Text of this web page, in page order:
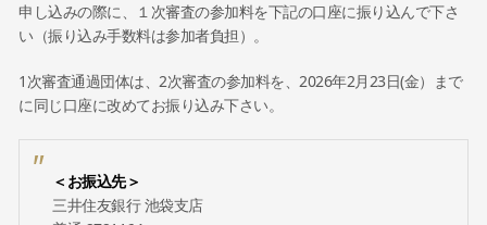
申し込みの際に、１次審査の参加料を下記の口座に振り込んで下さ
い（振り込み手数料は参加者負担）。
1次審査通過団体は、2次審査の参加料を、2026年2月23日(金）まで
に同じ口座に改めてお振り込み下さい。
＜お振込先＞
三井住友銀行 池袋支店